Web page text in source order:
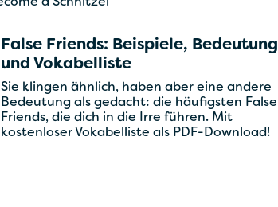
False Friends: Beispiele, Bedeutung
und Vokabelliste
Sie klingen ähnlich, haben aber eine andere
Bedeutung als gedacht: die häufigsten False
Friends, die dich in die Irre führen. Mit
kostenloser Vokabelliste als PDF-Download!